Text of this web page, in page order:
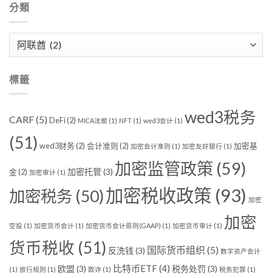
分類
標籤
CARF(5) DeFi(2) MICA法案 (1) NFT (1) wed3会计 (1) wed3税务
(51) wed3财务(2) 会计准则 (2) 加密会计准则 (1) 加密友好银行 (1) 加密基
金(2) 加密审计 (1) 加密托管(3) 加密监管政策 (59)
加密税务 (50)加密税收政策 (93) 加密
空投 (1) 加密货币会计 (1) 加密货币会计原则(GAAP) (1) 加密货币审计 (1) 加密
货币税收 (51) 反洗钱 (3) 国际货币组织 (5) 数字资产会计
(1) 旅行规则 (1) 欧盟 (3) 欺诈 (1) 比特币ETF(4) 税务处罚 (3) 税务犯罪 (1)